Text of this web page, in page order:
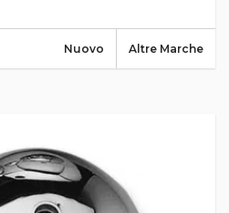
Altre Marche
Nuovo